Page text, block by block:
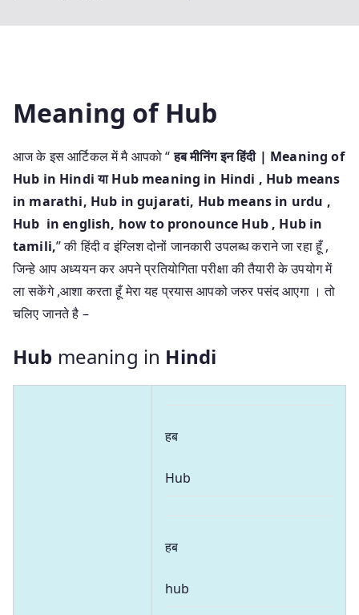
Meaning of Hub
आज के इस आर्टिकल में मै आपको “हब मीनिंग इन हिंदी | Meaning of
Hub in Hindi या Hub meaning in Hindi , Hub means
in marathi, Hub in gujarati, Hub means in urdu ,
Hub in english, how to pronounce Hub , Hub in
tamili,” की हिंदी व इंग्लिश दोनों जानकारी उपलब्ध कराने जा रहा हूँ ,
जिन्हे आप अध्ययन कर अपने प्रतियोगिता परीक्षा की तैयारी के उपयोग में
ला सकेंगे ,आशा करता हूँ मेरा यह प्रयास आपको जरुर पसंद आएगा । तो
चलिए जानते है –
Hub meaning in Hindi
हब
Hub
हब
hub